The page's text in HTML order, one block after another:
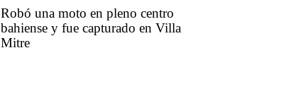
Robó una moto en pleno centro
bahiense y fue capturado en Villa
Mitre